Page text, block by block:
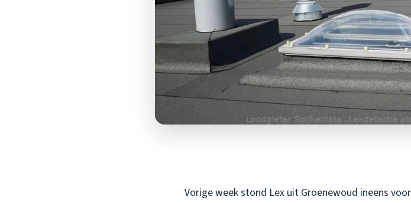
Vorige week stond Lex uit Groenewoud ineens